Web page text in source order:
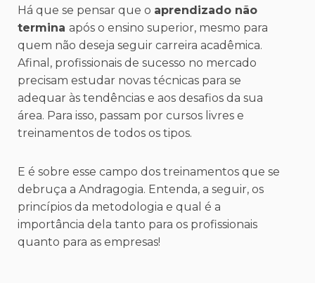
Há que se pensar que o aprendizado não
termina após o ensino superior, mesmo para
quem não deseja seguir carreira acadêmica.
Afinal, profissionais de sucesso no mercado
precisam estudar novas técnicas para se
adequar às tendências e aos desafios da sua
área. Para isso, passam por cursos livres e
treinamentos de todos os tipos.
E é sobre esse campo dos treinamentos que se
debruça a Andragogia. Entenda, a seguir, os
princípios da metodologia e qual é a
importância dela tanto para os profissionais
quanto para as empresas!